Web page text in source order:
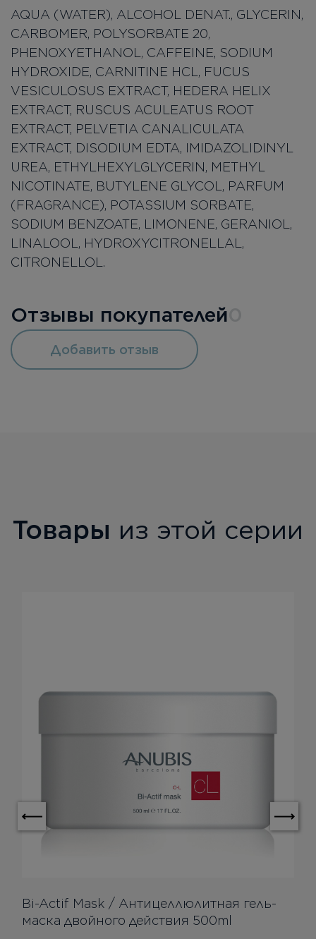
AQUA (WATER), ALCOHOL DENAT., GLYCERIN,
CARBOMER, POLYSORBATE 20,
PHENOXYETHANOL, CAFFEINE, SODIUM
HYDROXIDE, CARNITINE HCL, FUCUS
VESICULOSUS EXTRACT, HEDERA HELIX
EXTRACT, RUSCUS ACULEATUS ROOT
EXTRACT, PELVETIA CANALICULATA
EXTRACT, DISODIUM EDTA, IMIDAZOLIDINYL
UREA, ETHYLHEXYLGLYCERIN, METHYL
NICOTINATE, BUTYLENE GLYCOL, PARFUM
(FRAGRANCE), POTASSIUM SORBATE,
SODIUM BENZOATE, LIMONENE, GERANIOL,
LINALOOL, HYDROXYCITRONELLAL,
CITRONELLOL.
Отзывы покупателей
Добавить отзыв
Товары из этой серии
Bi-Actif Mask / Антицеллюлитная гель-
маска двойного действия 500ml